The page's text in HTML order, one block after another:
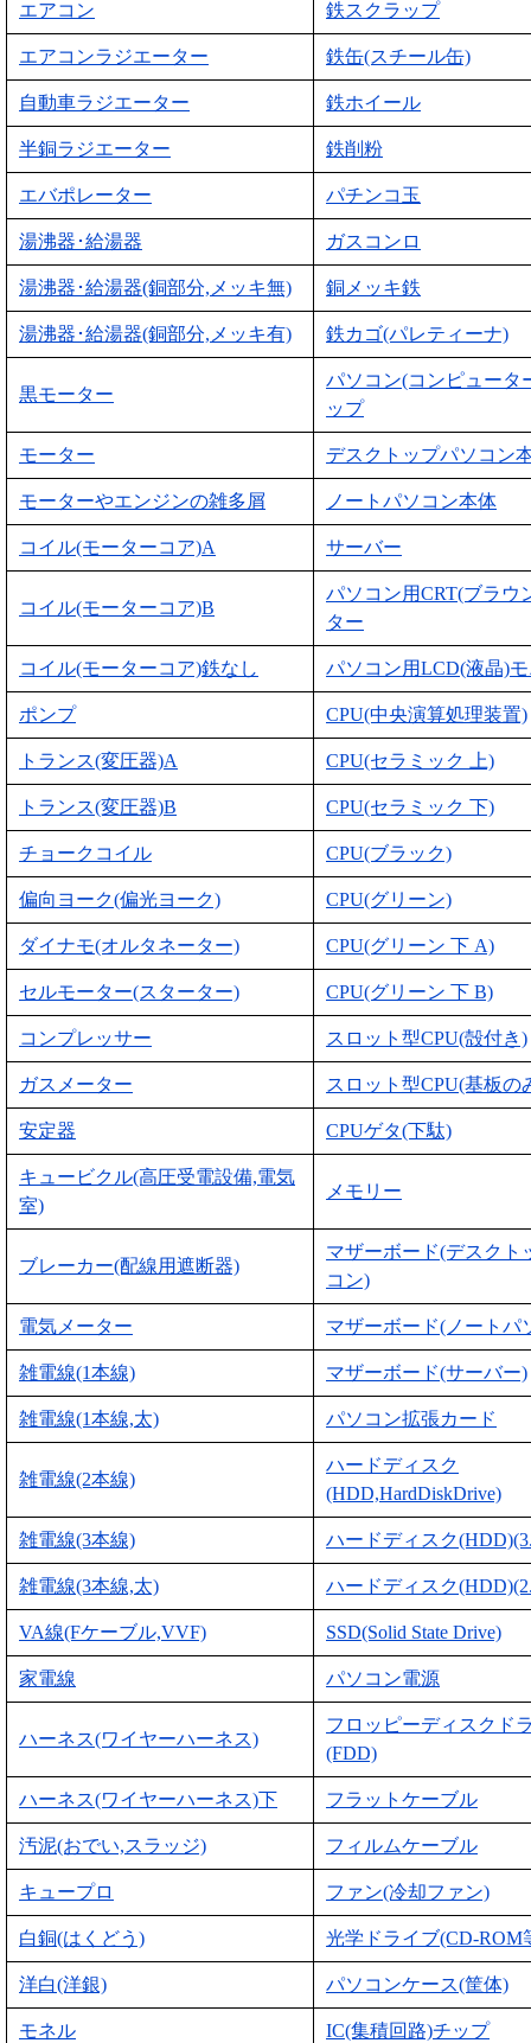
エアコン 鉄スクラップ
エアコンラジエーター 鉄缶(スチール缶)
自動車ラジエーター 鉄ホイール
半銅ラジエーター 鉄削粉
エバポレーター パチンコ玉
湯沸器･給湯器 ガスコンロ
湯沸器･給湯器(銅部分,メッキ無) 銅メッキ鉄
湯沸器･給湯器(銅部分,メッキ有) 鉄カゴ(パレティーナ)
黒モーター
パソコン(コンピュータ
ップ
モーター デスクトップパソコン
モーターやエンジンの雑多屑 ノートパソコン本体
コイル(モーターコア)A サーバー
コイル(モーターコア)B
パソコン用CRT(ブラウ
ター
コイル(モーターコア)鉄なし パソコン用LCD(液晶)
ポンプ CPU(中央演算処理装置)
トランス(変圧器)A CPU(セラミック 上)
トランス(変圧器)B CPU(セラミック 下)
チョークコイル CPU(ブラック)
偏向ヨーク(偏光ヨーク) CPU(グリーン)
ダイナモ(オルタネーター) CPU(グリーン 下 A)
セルモーター(スターター) CPU(グリーン 下 B)
コンプレッサー スロット型CPU(殻付き)
ガスメーター スロット型CPU(基板の
安定器 CPUゲタ(下駄)
キュービクル(高圧受電設備,電気
室)
メモリー
ブレーカー(配線用遮断器)
マザーボード(デスクト
コン)
電気メーター マザーボード(ノートパ
雑電線(1本線) マザーボード(サーバー)
雑電線(1本線,太) パソコン拡張カード
雑電線(2本線)
ハードディスク
(HDD,HardDiskDrive)
雑電線(3本線) ハードディスク
雑電線(3本線,太) ハードディスク
VA線(Fケーブル,VVF) SSD(Solid State Drive)
家電線 パソコン電源
ハーネス(ワイヤーハーネス)
フロッピーディスクド
(FDD)
ハーネス(ワイヤーハーネス)下 フラットケーブル
汚泥(おでい,スラッジ) フィルムケーブル
キュープロ ファン(冷却ファン)
白銅(はくどう) 光学ドライブ(CD-ROM
洋白(洋銀) パソコンケース(筐体)
モネル IC(集積回路)チップ